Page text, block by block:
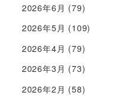
2026年6月 (79)
2026年5月 (109)
2026年4月 (79)
2026年3月 (73)
2026年2月 (58)